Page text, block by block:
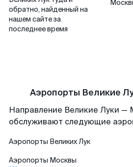
обратно, найденный на
нашем сайте за
последнее время
Аэропорты Великие
Направление Великие Луки —
обслуживают следующие
Аэропорты Великих Лук
Аэропорты Москвы